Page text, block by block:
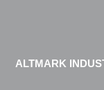
ALTMARK